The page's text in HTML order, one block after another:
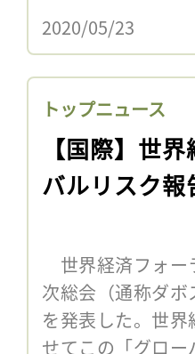
2020/05/23
トップニュース
【国際】世
バルリスク
世界経済フォー
次総会（通称ダ
を発表した。世
せてこの「グロ